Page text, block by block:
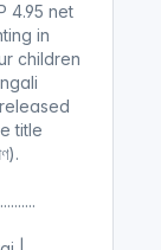
4.95 net
in
children
title